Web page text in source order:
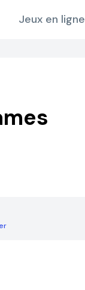
Jeux en ligne